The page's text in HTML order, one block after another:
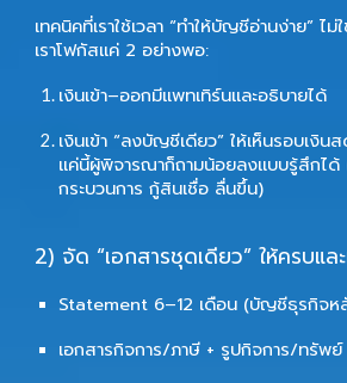
เทคนิคที่เราใช้เวลา “ทำให้บัญชีอ่านง่าย” ไม่
เราโฟกัสแค่ 2 อย่างพอ:
เงินเข้า–ออกมีแพทเทิร์นและอธิบายได้
เงินเข้า “ลงบัญชีเดียว” ให้เห็นรอบเงิน
แค่นี้ผู้พิจารณาก็ถามน้อยลงแบบรู้สึกได้
กระบวนการกู้สินเชื่อ ลื่นขึ้น)
2) จัด “เอกสารชุดเดียว” ให้ครบแล
Statement 6–12 เดือน (บัญชีธุรกิจห
เอกสารกิจการ/ภาษี + รูปกิจการ/ทรัพย์